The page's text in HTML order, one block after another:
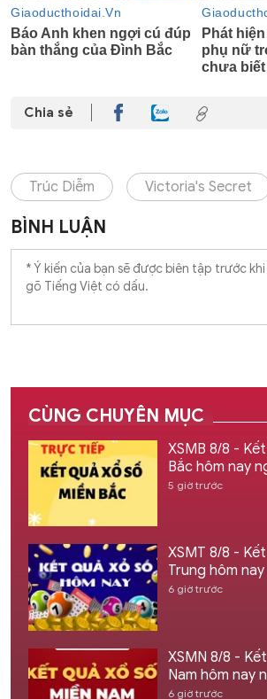
Chia sẻ
Trúc Diễm Victoria's Secret
BÌNH LUẬN
CÙNG CHUYÊN MỤC
XSMB 8/8 -
Bắc hôm nay
5 giờ trước
XSMT 8/8 -
Trung hôm
6 giờ trước
XSMN 8/8 -
Nam hôm nay
6 giờ trước